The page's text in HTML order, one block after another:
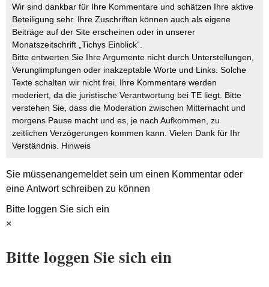
Wir sind dankbar für Ihre Kommentare und schätzen Ihre aktive
Beteiligung sehr. Ihre Zuschriften können auch als eigene
Beiträge auf der Site erscheinen oder in unserer
Monatszeitschrift „Tichys Einblick“.
Bitte entwerten Sie Ihre Argumente nicht durch Unterstellungen,
Verunglimpfungen oder inakzeptable Worte und Links. Solche
Texte schalten wir nicht frei. Ihre Kommentare werden
moderiert, da die juristische Verantwortung bei TE liegt. Bitte
verstehen Sie, dass die Moderation zwischen Mitternacht und
morgens Pause macht und es, je nach Aufkommen, zu
zeitlichen Verzögerungen kommen kann. Vielen Dank für Ihr
Verständnis. Hinweis
Sie müssenangemeldetsein um einen Kommentar oder
eine Antwort schreiben zu können
Bitte loggen Sie sich ein
×
Bitte loggen Sie sich ein